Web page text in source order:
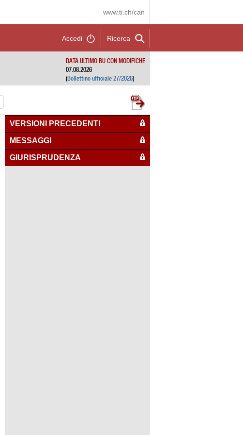
www.ti.ch/can
Ricerca
Accedi
DATA ULTIMO BU CON MODIFICHE
07.08.2026
(Bollettino ufficiale 27/2026)
VERSIONI PRECEDENTI
MESSAGGI
GIURISPRUDENZA